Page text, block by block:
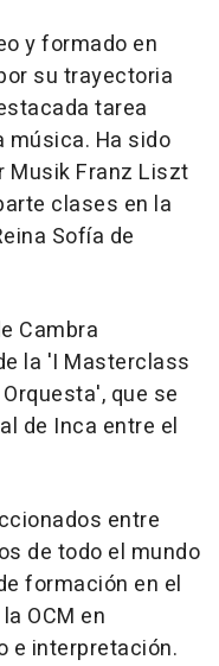
y formado en
su trayectoria
tarea
música. Ha sido
Musik Franz Liszt
clases en la
Sofía de
Cambra
la 'I Masterclass
que se
de Inca entre el
entre
de todo el mundo
formación en el
OCM en
e interpretación.